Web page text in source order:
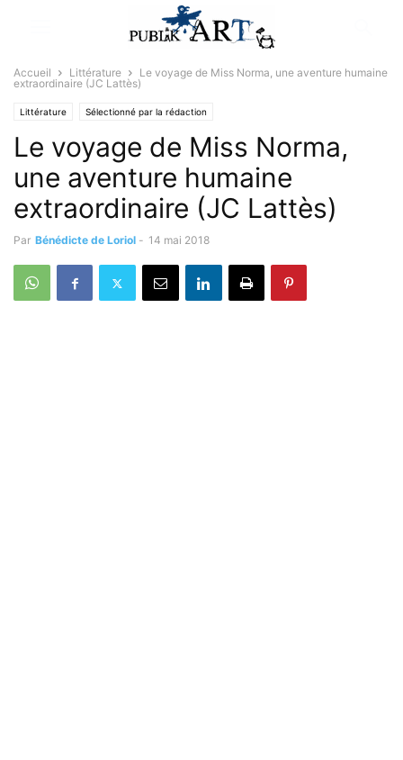
Accueil Littérature
Le voyage de Miss Norma, une aventure humaine
extraordinaire (JC Lattès)
Littérature Sélectionné par la rédaction
Le voyage de Miss Norma,
une aventure humaine
extraordinaire (JC Lattès)
Par Bénédicte de Loriol - 14 mai 2018